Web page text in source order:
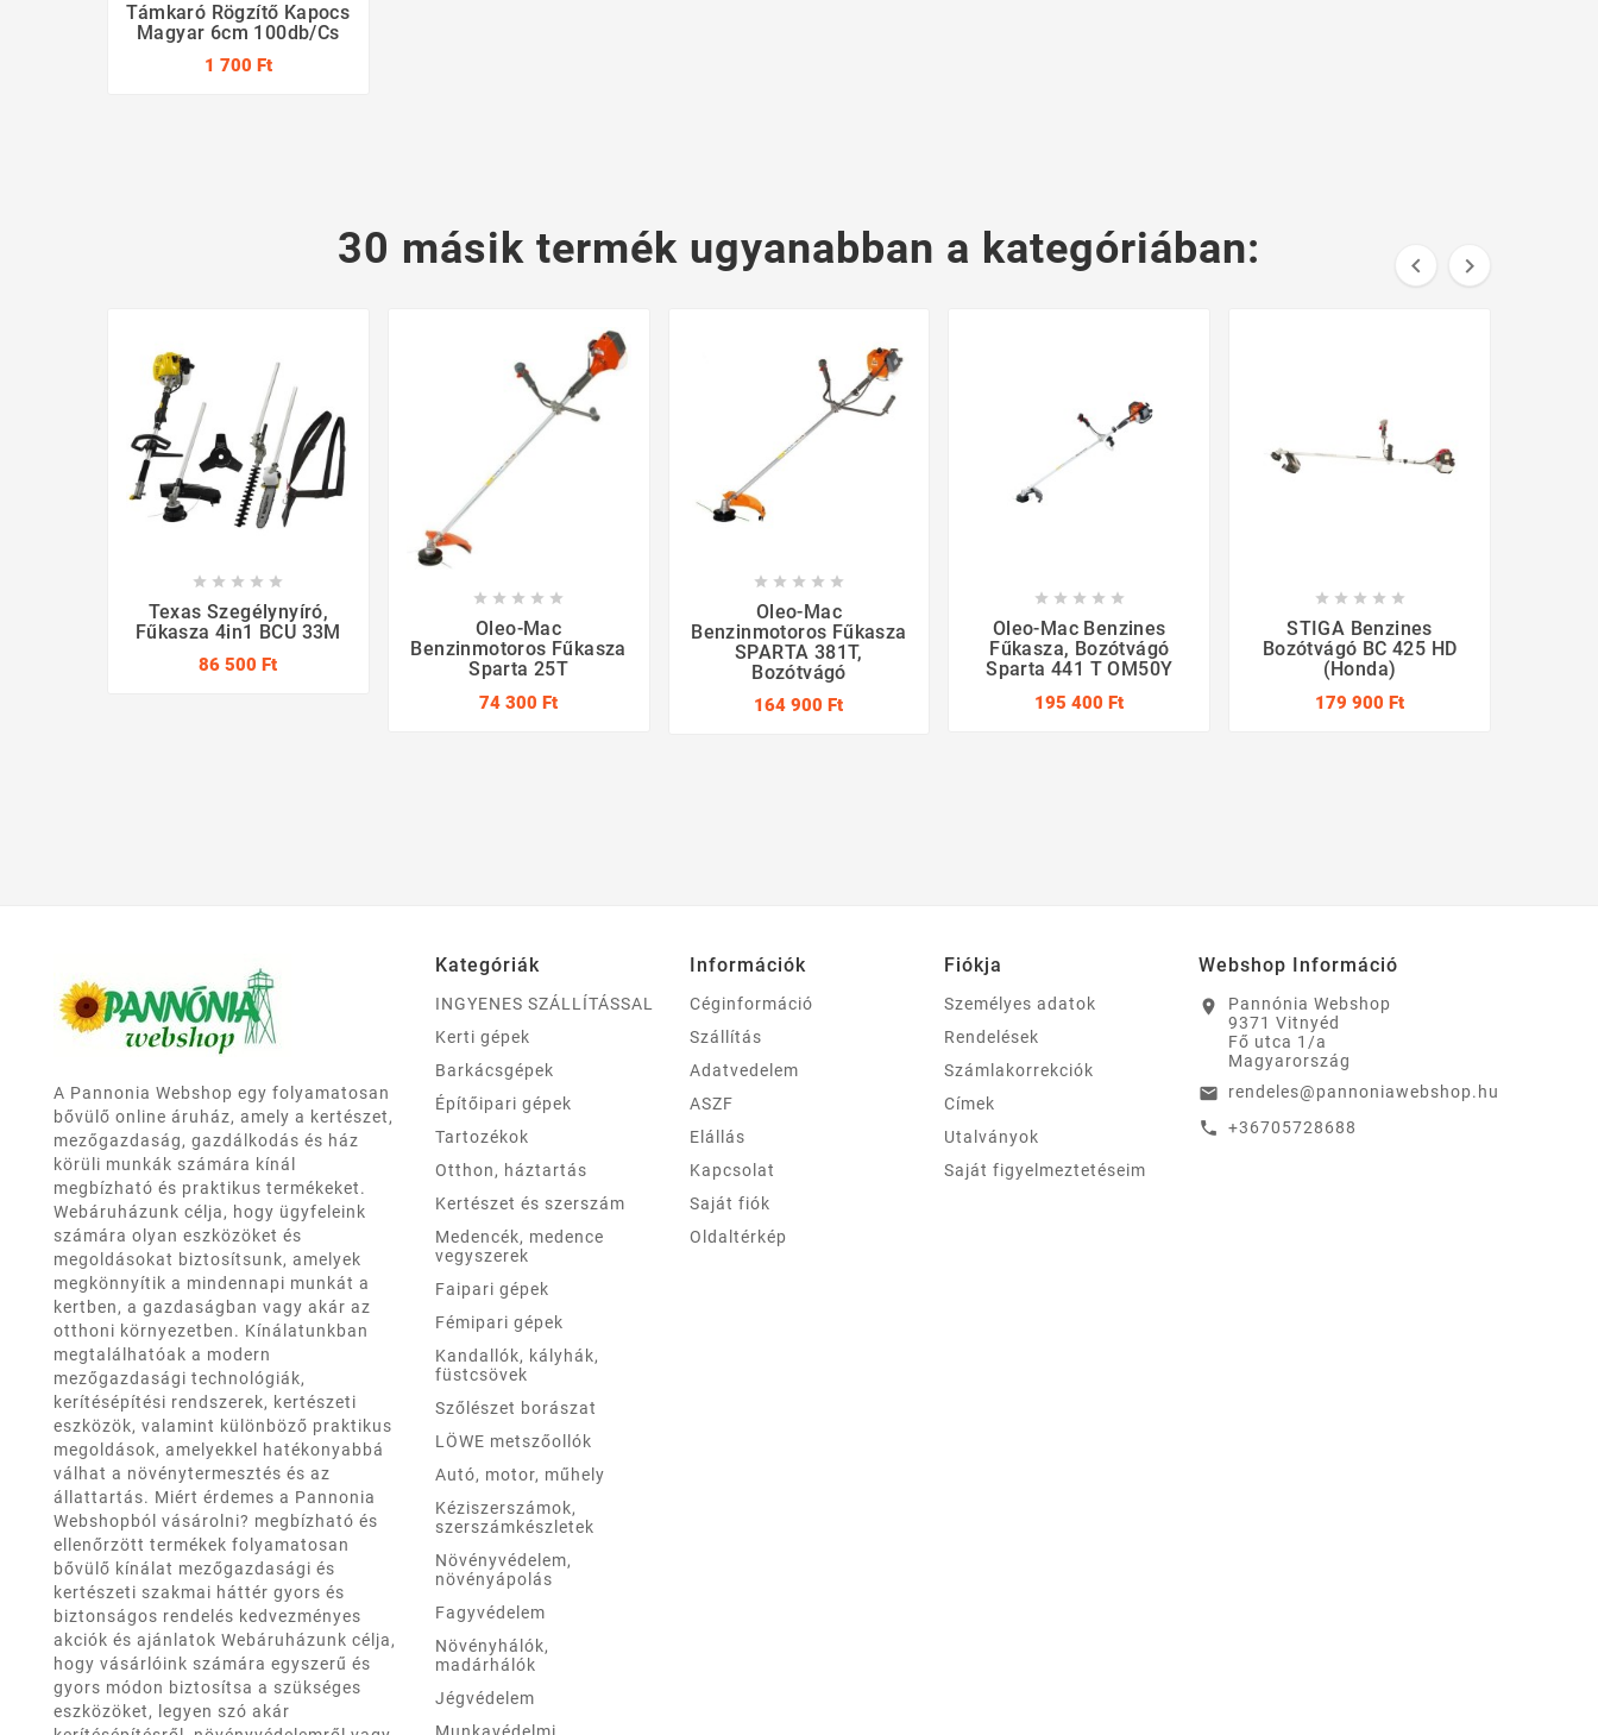
Támkaró Rögzítő Kapocs
Magyar 6cm 100db/cs
1 700 Ft
30 másik termék ugyanabban a kategóriában:  
    
Texas Szegélynyíró,
Fűkasza 4in1 BCU 33M
86 500 Ft
    
Oleo-Mac
Benzinmotoros Fűkasza
Sparta 25T
74 300 Ft
    
Oleo-Mac
Benzinmotoros Fűkasza
SPARTA 381T,
Bozótvágó
164 900 Ft
    
Oleo-Mac Benzines
Fűkasza, Bozótvágó
Sparta 441 T OM50Y
195 400 Ft
    
STIGA Benzines
Bozótvágó BC 425 HD
(Honda)
179 900 Ft
A Pannonia Webshop egy folyamatosan
bővülő online áruház, amely a kertészet,
mezőgazdaság, gazdálkodás és ház
körüli munkák számára kínál
megbízható és praktikus termékeket.
Webáruházunk célja, hogy ügyfeleink
számára olyan eszközöket és
megoldásokat biztosítsunk, amelyek
megkönnyítik a mindennapi munkát a
kertben, a gazdaságban vagy akár az
otthoni környezetben. Kínálatunkban
megtalálhatóak a modern
mezőgazdasági technológiák,
kerítésépítési rendszerek, kertészeti
eszközök, valamint különböző praktikus
megoldások, amelyekkel hatékonyabbá
válhat a növénytermesztés és az
állattartás. Miért érdemes a Pannonia
Webshopból vásárolni? megbízható és
ellenőrzött termékek folyamatosan
bővülő kínálat mezőgazdasági és
kertészeti szakmai háttér gyors és
biztonságos rendelés kedvezményes
akciók és ajánlatok Webáruházunk célja,
hogy vásárlóink számára egyszerű és
gyors módon biztosítsa a szükséges
eszközöket, legyen szó akár
Kategóriák
INGYENES SZÁLLÍTÁSSAL
Kerti gépek
Barkácsgépek
Építőipari gépek
Tartozékok
Otthon, háztartás
Kertészet és szerszám
Medencék, medence
vegyszerek
Faipari gépek
Fémipari gépek
Kandallók, kályhák,
füstcsövek
Szőlészet borászat
LÖWE metszőollók
Autó, motor, műhely
Kéziszerszámok,
szerszámkészletek
Növényvédelem,
növényápolás
Fagyvédelem
Növényhálók,
madárhálók
Jégvédelem
Munkavédelmi
Információk
Céginformáció
Szállítás
Adatvedelem
ASZF
Elállás
Kapcsolat
Saját fiók
Oldaltérkép
Fiókja
Személyes adatok
Rendelések
Számlakorrekciók
Címek
Utalványok
Saját figyelmeztetéseim
Webshop Információ
location_on
Pannónia Webshop
9371 Vitnyéd
Fő utca 1/a
Magyarország
email rendeles@pannoniawebshop.hu
call +36705728688